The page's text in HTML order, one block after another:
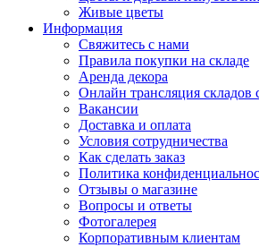
Живые цветы
Информация
Свяжитесь с нами
Правила покупки на складе
Аренда декора
Онлайн трансляция
Вакансии
Доставка и оплата
Условия сотрудничества
Как сделать заказ
Политика
Отзывы о магазине
Вопросы и ответы
Фотогалерея
Корпоративным клиентам